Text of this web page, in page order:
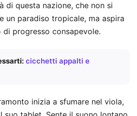
di questa nazione, che non si
un paradiso tropicale, ma aspira
di progresso consapevole.
cicchetti appalti e
inizia a sfumare nel viola,